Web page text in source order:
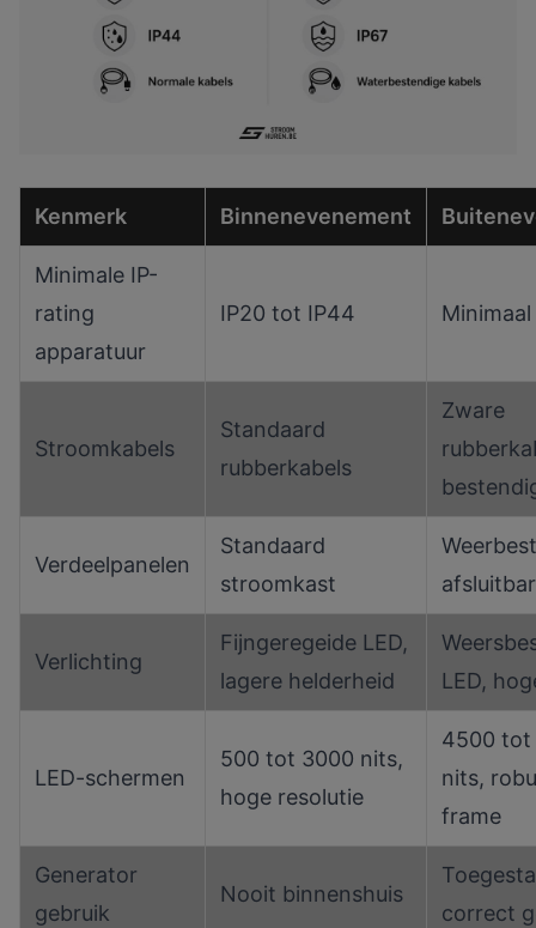
Kenmerk Binnenevenement
Minimale IP-
rating
apparatuur
IP20 tot IP44
Stroomkabels
Standaard
rubberkabels
Zware
Verdeelpanelen
Standaard
stroomkast
Verlichting
Fijngeregeide LED,
lagere helderheid
LED,
LED-schermen
500 tot 3000 nits,
hoge resolutie
4500 tot
nits,
frame
Generator
gebruik
Nooit binnenshuis
correct